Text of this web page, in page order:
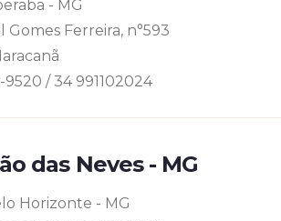
- MG
Gomes Ferreira, n°593
9520 / 34 991102024
das Neves - MG
Horizonte - MG